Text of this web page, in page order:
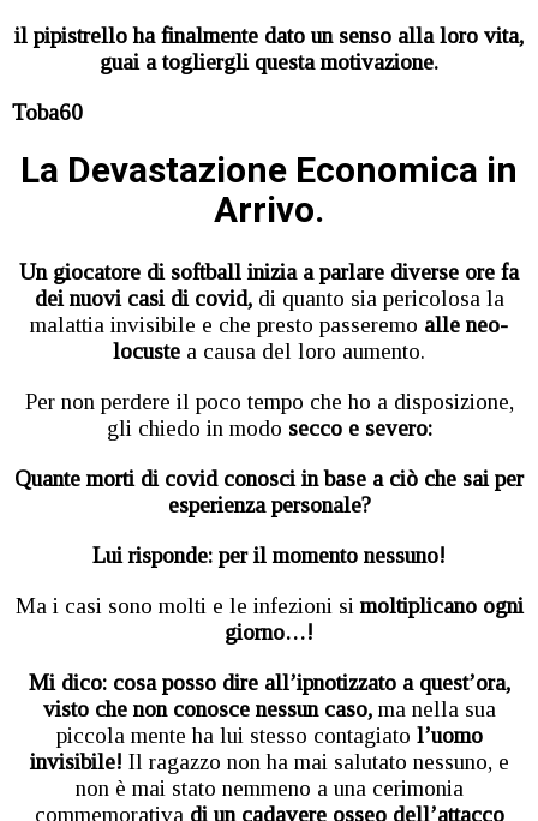
il pipistrello ha finalmente dato un senso alla loro vita,
guai a togliergli questa motivazione.
Toba60
La Devastazione Economica in
Arrivo.
Un giocatore di softball inizia a parlare diverse ore fa
dei nuovi casi di covid,di quanto sia pericolosa la
malattia invisibile e che presto passeremo alle neo-
locuste a causa del loro aumento.
Per non perdere il poco tempo che ho a disposizione,
gli chiedo in modo secco e severo:
Quante morti di covid conosci in base a ciò che sai per
esperienza personale?
Lui risponde: per il momento nessuno!
Ma i casi sono molti e le infezioni si moltiplicano ogni
giorno…!
Mi dico: cosa posso dire all’ipnotizzato a quest’ora,
visto che non conosce nessun caso,ma nella sua
piccola mente ha lui stesso contagiato l’uomo
invisibile! Il ragazzo non ha mai salutato nessuno, e
non è mai stato nemmeno a una cerimonia
commemorativa di un cadavere osseo dell’attacco